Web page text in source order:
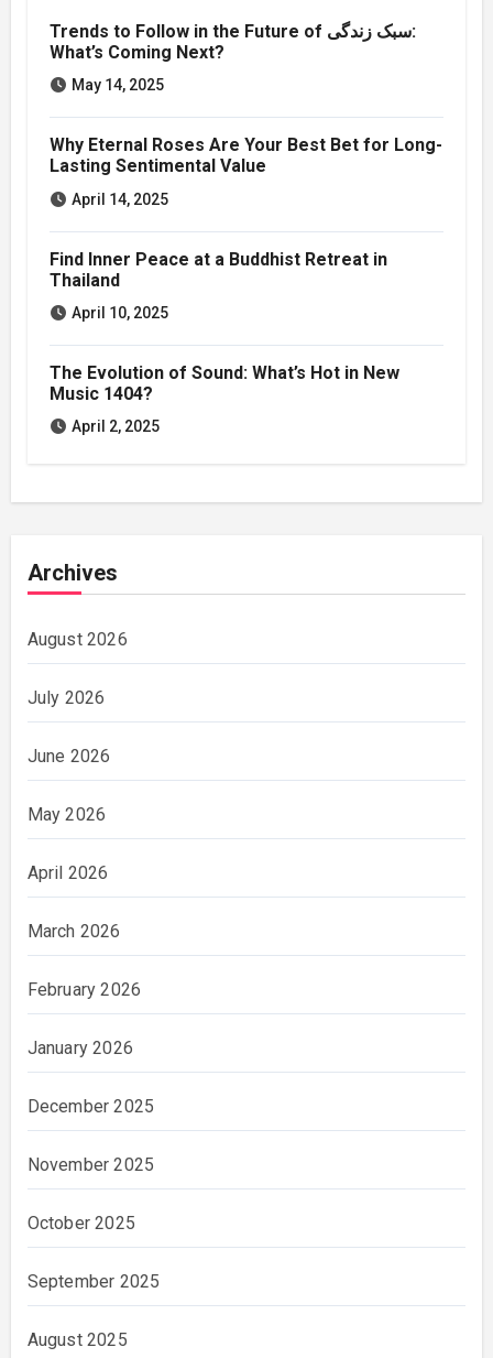
Trends to Follow in the Future of سبک زندگی:
What’s Coming Next?
May 14, 2025
Why Eternal Roses Are Your Best Bet for Long-
Lasting Sentimental Value
April 14, 2025
Find Inner Peace at a Buddhist Retreat in
Thailand
April 10, 2025
The Evolution of Sound: What’s Hot in New
Music 1404?
April 2, 2025
Archives
August 2026
July 2026
June 2026
May 2026
April 2026
March 2026
February 2026
January 2026
December 2025
November 2025
October 2025
September 2025
August 2025